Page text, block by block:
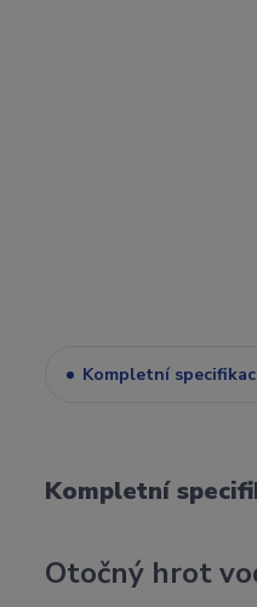
Kompletní
Kompletní
Otočný hrot